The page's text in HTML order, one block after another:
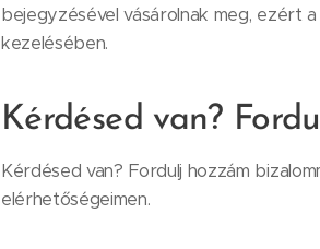
bejegyzésével vásárolnak meg, ezért
kezelésében.
Kérdésed van?
Kérdésed van? Fordulj hozzám
elérhetőségeimen.